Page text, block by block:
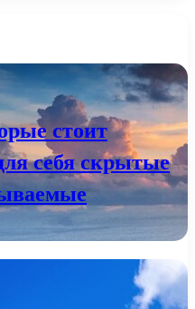
стоит
себя скрытые